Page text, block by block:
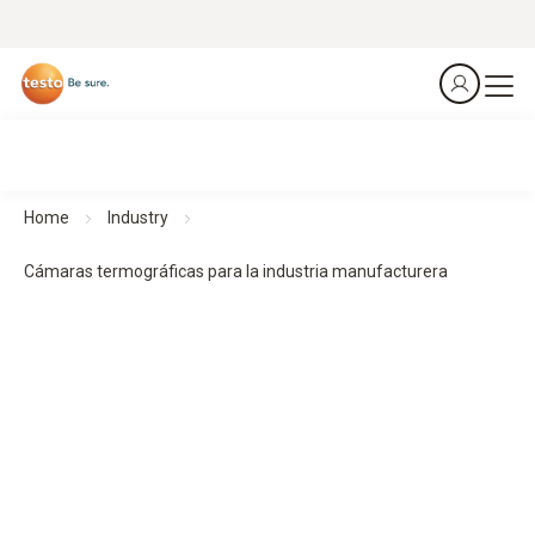
Home Industry
Cámaras termográficas para la industria manufacturera